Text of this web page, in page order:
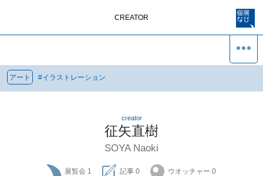
CREATOR
アート #イラストレーション
creator
征矢直樹
SOYA Naoki
展覧会 1 記事 0 ウオッチャー 0